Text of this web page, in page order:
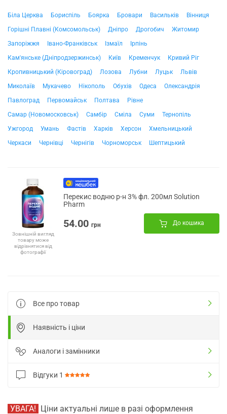
Біла Церква Бориспіль Боярка Бровари Васильків
Вінниця
Горішні Плавні (Комсомольськ)
Дніпро Дрогобич
Житомир
Запоріжжя
Івано-Франківськ Ізмаїл
Ірпінь
Кам'янське (Дніпродзержинськ)
Київ Кременчук
Кривий Ріг
Кропивницький (Кіровоград)
Лозова Лубни Луцьк
Львів
Миколаїв
Мукачево Нікополь Обухів Одеса
Олександрія
Павлоград
Первомайськ Полтава
Рівне
Самар (Новомосковськ)
Самбір Сміла Суми
Тернопіль
Ужгород
Умань Фастів Харків Херсон
Хмельницький
Черкаси
Чернівці Чернігів Чорноморськ Шептицький
Зовнішній вигляд
товару може
відрізнятися від
фотографії
Перекис водню р-н 3% фл. 200мл Solution
Pharm
54.00 грн До кошика
Все про товар
Наявність і ціни
Аналоги і замінники
Відгуки 1
УВАГА! Ціни актуальні лише в разі оформлення